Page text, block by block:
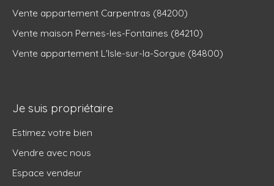
Vente appartement Carpentras (84200)
Vente maison Pernes-les-Fontaines (84210)
Vente appartement L'Isle-sur-la-Sorgue (84800)
Je suis propriétaire
Estimez votre bien
Vendre avec nous
Espace vendeur